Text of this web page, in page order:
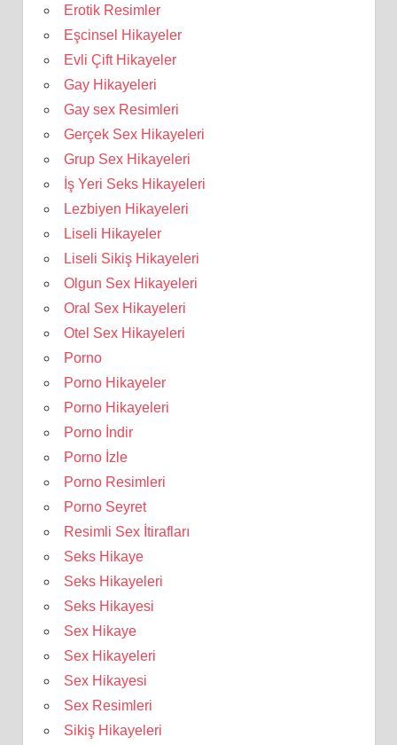
Erotik Resimler
Eşcinsel Hikayeler
Evli Çift Hikayeler
Gay Hikayeleri
Gay sex Resimleri
Gerçek Sex Hikayeleri
Grup Sex Hikayeleri
İş Yeri Seks Hikayeleri
Lezbiyen Hikayeleri
Liseli Hikayeler
Liseli Sikiş Hikayeleri
Olgun Sex Hikayeleri
Oral Sex Hikayeleri
Otel Sex Hikayeleri
Porno
Porno Hikayeler
Porno Hikayeleri
Porno İndir
Porno İzle
Porno Resimleri
Porno Seyret
Resimli Sex İtirafları
Seks Hikaye
Seks Hikayeleri
Seks Hikayesi
Sex Hikaye
Sex Hikayeleri
Sex Hikayesi
Sex Resimleri
Sikiş Hikayeleri